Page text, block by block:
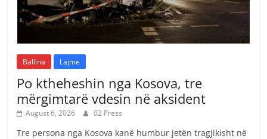
Ballina Lajme
Po ktheheshin nga Kosova, tre
mërgimtarë vdesin në aksident
August 6, 2026 02 Press
Tre persona nga Kosova kanë humbur jetën tragjikisht në